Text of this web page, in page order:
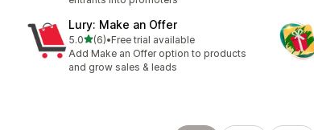
Lury: Make an Offer
5.05つ星中
(6)
合計レビュー数：6件
•Free trial available
Add Make an Offer option to products
and grow sales & leads